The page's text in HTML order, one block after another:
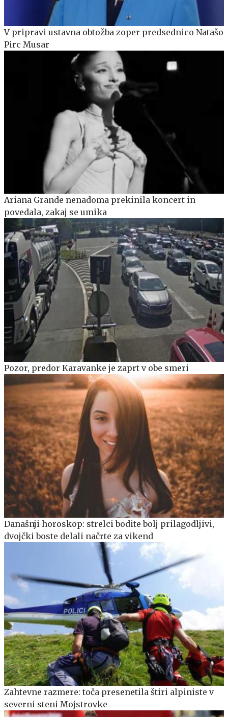
V pripravi ustavna obtožba zoper predsednico Natašo
Pirc Musar
Ariana Grande nenadoma prekinila koncert in
povedala, zakaj se umika
Pozor, predor Karavanke je zaprt v obe smeri
Današnji horoskop: strelci bodite bolj prilagodljivi,
dvojčki boste delali načrte za vikend
Zahtevne razmere: toča presenetila štiri alpiniste v
severni steni Mojstrovke